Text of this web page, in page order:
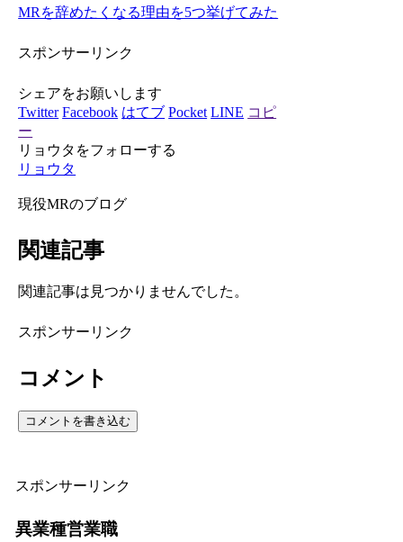
MRを辞めたくなる理由を5つ挙げてみた
スポンサーリンク
シェアをお願いします
Twitter Facebook はてブ Pocket LINE コピ
ー
リョウタをフォローする
リョウタ
現役MRのブログ
関連記事
関連記事は見つかりませんでした。
スポンサーリンク
コメント
コメントを書き込む
スポンサーリンク
異業種営業職